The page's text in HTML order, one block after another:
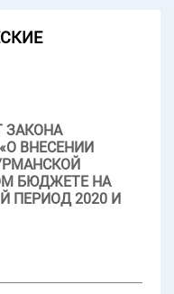
ЗАКОНА
ВНЕСЕНИИ
БЮДЖЕТЕ НА
ПЕРИОД 2020 И